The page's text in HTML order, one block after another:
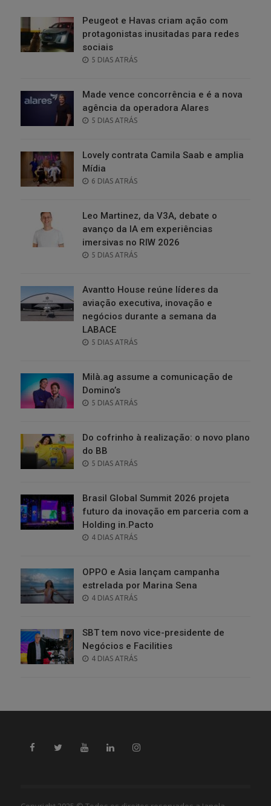
Peugeot e Havas criam ação com
protagonistas inusitadas para redes
sociais
POSTED
5 DIAS ATRÁS
Made vence concorrência e é a nova
agência da operadora Alares
POSTED
5 DIAS ATRÁS
Lovely contrata Camila Saab e amplia
Mídia
POSTED
6 DIAS ATRÁS
Leo Martinez, da V3A, debate o
avanço da IA em experiências
imersivas no RIW 2026
POSTED
5 DIAS ATRÁS
Avantto House reúne líderes da
aviação executiva, inovação e
negócios durante a semana da
LABACE
POSTED
5 DIAS ATRÁS
Milà.ag assume a comunicação de
Domino’s
POSTED
5 DIAS ATRÁS
Do cofrinho à realização: o novo plano
do BB
POSTED
5 DIAS ATRÁS
Brasil Global Summit 2026 projeta
futuro da inovação em parceria com a
Holding in.Pacto
POSTED
4 DIAS ATRÁS
OPPO e Asia lançam campanha
estrelada por Marina Sena
POSTED
4 DIAS ATRÁS
SBT tem novo vice-presidente de
Negócios e Facilities
POSTED
4 DIAS ATRÁS